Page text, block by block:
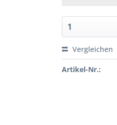
Vergleichen
Artikel-Nr.: